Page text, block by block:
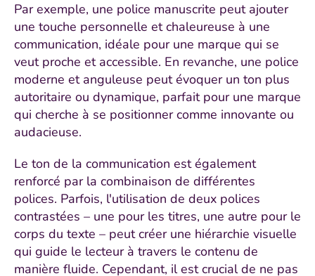
Par exemple, une police manuscrite peut ajouter
une touche personnelle et chaleureuse à une
communication, idéale pour une marque qui se
veut proche et accessible. En revanche, une police
moderne et anguleuse peut évoquer un ton plus
autoritaire ou dynamique, parfait pour une marque
qui cherche à se positionner comme innovante ou
audacieuse.
Le ton de la communication est également
renforcé par la combinaison de différentes
polices. Parfois, l'utilisation de deux polices
contrastées – une pour les titres, une autre pour le
corps du texte – peut créer une hiérarchie visuelle
qui guide le lecteur à travers le contenu de
manière fluide. Cependant, il est crucial de ne pas